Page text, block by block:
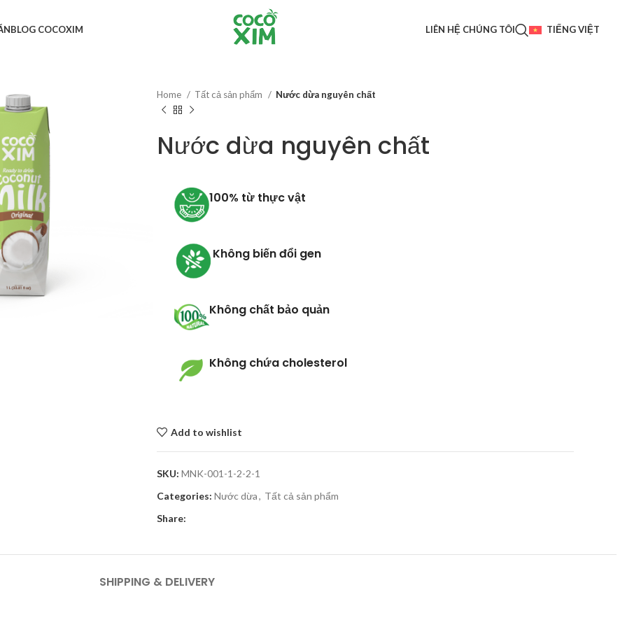
BLOG COCOXIM LIÊN HỆ CHÚNG TÔI TIẾNG VIỆT
Home Tất cả sản phẩm Nước dừa nguyên chất
Nước dừa nguyên chất
100% từ thực vật
Không biến đổi gen
Không chất bảo quản
Không chứa cholesterol
Add to wishlist
SKU: MNK-001-1-2-2-1
Categories: Nước dừa, Tất cả sản phẩm
Share:
SHIPPING & DELIVERY